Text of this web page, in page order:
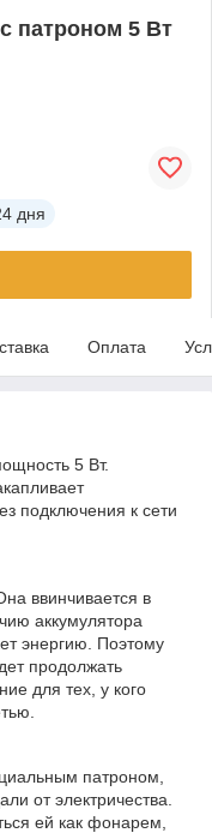
патроном 5 Вт
дня
Оплата
5 Вт.
подключения к сети
ввинчивается в
аккумулятора
энергию. Поэтому
продолжать
для тех, у кого
патроном,
от электричества.
ей как фонарем,